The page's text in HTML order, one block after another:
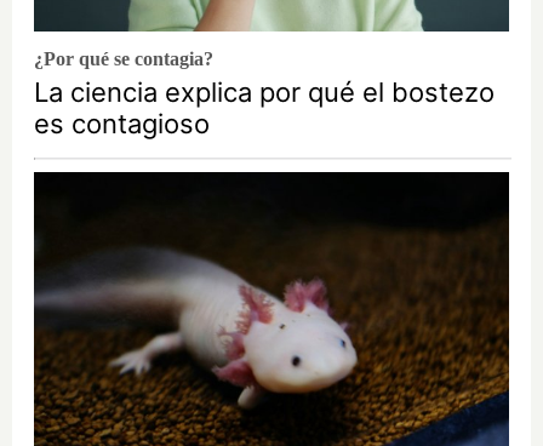
¿Por qué se contagia?
La ciencia explica por qué el bostezo
es contagioso